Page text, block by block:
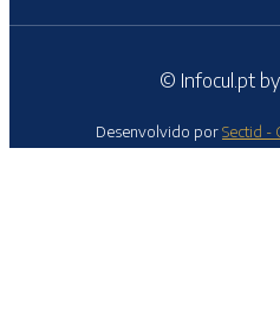
© Infocul.pt
Desenvolvido porSectid -